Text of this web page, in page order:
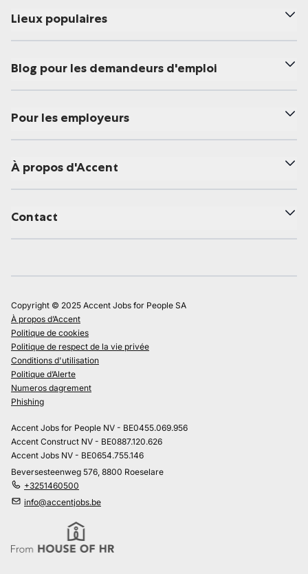
Lieux populaires
Blog pour les demandeurs d'emploi
Pour les employeurs
À propos d'Accent
Contact
Copyright © 2025 Accent Jobs for People SA
À propos d’Accent
Politique de cookies
Politique de respect de la vie privée
Conditions d'utilisation
Politique d’Alerte
Numeros dagrement
Phishing
Accent Jobs for People NV - BE0455.069.956
Accent Construct NV - BE0887.120.626
Accent Jobs NV - BE0654.755.146
Beversesteenweg 576, 8800 Roeselare
+3251460500
info@accentjobs.be